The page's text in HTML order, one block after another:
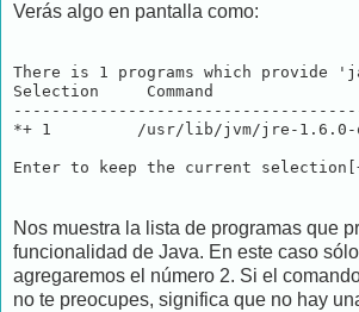
Verás algo en pantalla como:
There is 1 programs which provide
Selection     Command
*+ 1         /usr/lib/jvm/jre-1.6.0-
Nos muestra la lista de programas que
funcionalidad de Java. En este caso
agregaremos el número 2. Si el
no te preocupes, significa que no hay